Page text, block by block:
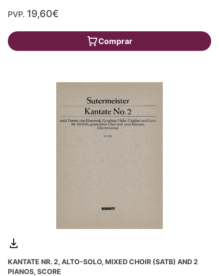
PVP. 19,60€
Comprar
KANTATE NR. 2, ALTO-SOLO, MIXED CHOIR (SATB) AND 2
PIANOS, SCORE